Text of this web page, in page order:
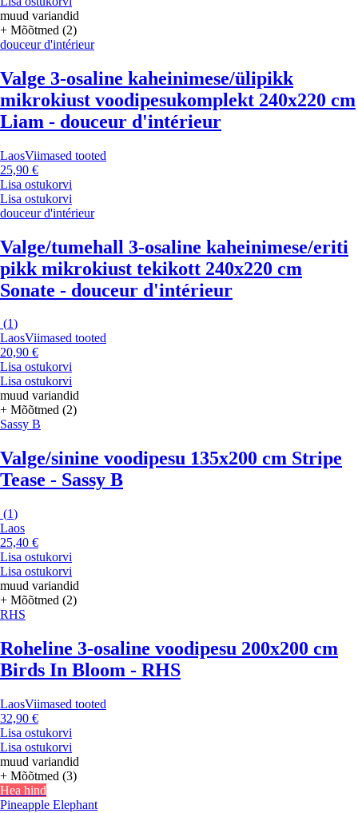
muud variandid
+ Mõõtmed (2)
douceur d'intérieur
Valge 3-osaline kaheinimese/ülipikk
mikrokiust voodipesukomplekt 240x220 cm
Liam - douceur d'intérieur
LaosViimased tooted
25,90 €
Lisa ostukorvi
Lisa ostukorvi
douceur d'intérieur
Valge/tumehall 3-osaline kaheinimese/eriti
pikk mikrokiust tekikott 240x220 cm
Sonate - douceur d'intérieur
(1)
LaosViimased tooted
20,90 €
Lisa ostukorvi
Lisa ostukorvi
muud variandid
+ Mõõtmed (2)
Sassy B
Valge/sinine voodipesu 135x200 cm Stripe
Tease - Sassy B
(1)
Laos
25,40 €
Lisa ostukorvi
Lisa ostukorvi
muud variandid
+ Mõõtmed (2)
RHS
Roheline 3-osaline voodipesu 200x200 cm
Birds In Bloom - RHS
LaosViimased tooted
32,90 €
Lisa ostukorvi
Lisa ostukorvi
muud variandid
+ Mõõtmed (3)
Hea hind
Pineapple Elephant